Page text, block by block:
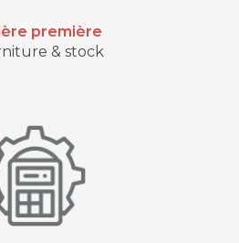
première
& stock